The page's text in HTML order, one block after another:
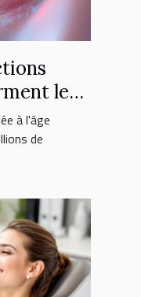
le
?
à l'âge
de